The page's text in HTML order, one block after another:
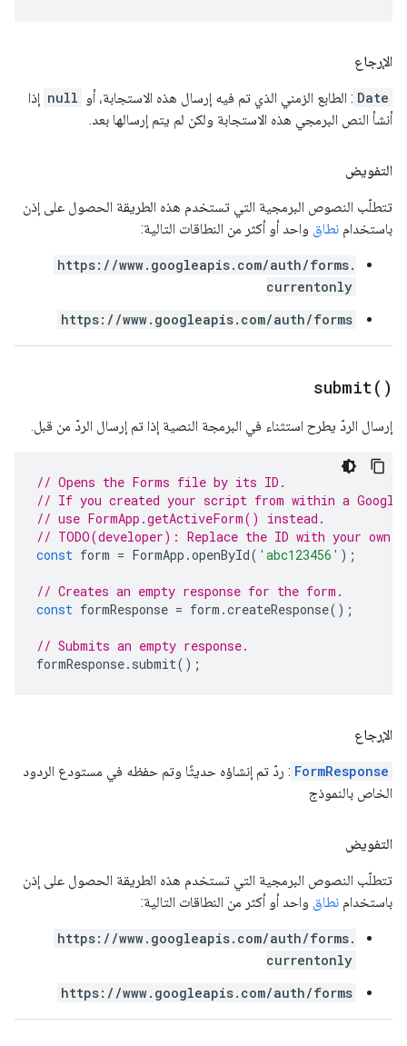
الإرجاع
Date : الطابع الزمني الذي تم فيه إرسال هذه الاستجابة، أو null إذا
أنشأ النص البرمجي هذه الاستجابة ولكن لم يتم إرسالها بعد.
التفويض
تتطلّب النصوص البرمجية التي تستخدم هذه الطريقة الحصول على إذن
باستخدام نطاق واحد أو أكثر من النطاقات التالية:
https://www.googleapis.com/auth/forms.
currentonly
https://www.googleapis.com/auth/forms
submit( )
إرسال الردّ يطرح استثناء في البرمجة النصية إذا تم إرسال الردّ من قبل.
// Opens the Forms file by its ID.
// If you created your script from within a Google
// use FormApp.getActiveForm() instead.
// TODO(developer): Replace the ID with your own.
const form = FormApp .openById( 'abc123456' );
// Creates an empty response for the form.
const formResponse = form .createResponse();
// Submits an empty response.
formResponse. submit();
الإرجاع
FormResponse : ردّ تم إنشاؤه حديثًا وتم حفظه في مستودع الردود
الخاص بالنموذج
التفويض
تتطلّب النصوص البرمجية التي تستخدم هذه الطريقة الحصول على إذن
باستخدام نطاق واحد أو أكثر من النطاقات التالية:
https://www.googleapis.com/auth/forms.
currentonly
https://www.googleapis.com/auth/forms